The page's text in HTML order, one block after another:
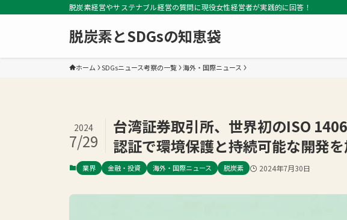
脱炭素経営やサステナブル経営の質問に現役女性経営者が実践的に回答！
脱炭素とSDGsの知恵袋
ホーム SDGsニュース考察の一覧 海外・国際ニュース
台湾証券取引所、世界初のISO
認証で環境保護と持続可能な開発
2024
7/29
業界 金融・投資 海外・国際ニュース 脱炭素 2024年7月30日